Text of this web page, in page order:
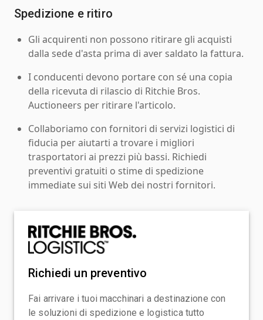
Spedizione e ritiro
Gli acquirenti non possono ritirare gli acquisti
dalla sede d'asta prima di aver saldato la fattura.
I conducenti devono portare con sé una copia
della ricevuta di rilascio di Ritchie Bros.
Auctioneers per ritirare l'articolo.
Collaboriamo con fornitori di servizi logistici di
fiducia per aiutarti a trovare i migliori
trasportatori ai prezzi più bassi. Richiedi
preventivi gratuiti o stime di spedizione
immediate sui siti Web dei nostri fornitori.
Richiedi un preventivo
Fai arrivare i tuoi macchinari a destinazione con
le soluzioni di spedizione e logistica tutto